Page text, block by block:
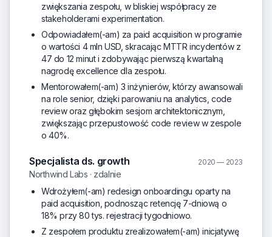
zwiększania zespołu, w bliskiej współpracy ze
stakeholderami experimentation.
Odpowiadałem(-am) za paid acquisition w programie
o wartości 4 mln USD, skracając MTTR incydentów z
47 do 12 minut i zdobywając pierwszą kwartalną
nagrodę excellence dla zespołu.
Mentorowałem(-am) 3 inżynierów, którzy awansowali
na role senior, dzięki parowaniu na analytics, code
review oraz głębokim sesjom architektonicznym,
zwiększając przepustowość code review w zespole
o 40%.
Specjalista ds. growth 2020 — 2023
Northwind Labs · zdalnie
Wdrożyłem(-am) redesign onboardingu oparty na
paid acquisition, podnosząc retencję 7-dniową o
18% przy 80 tys. rejestracji tygodniowo.
Z zespołem produktu zrealizowałem(-am) inicjatywę